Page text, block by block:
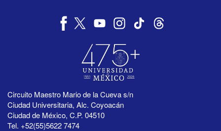
Circuito Maestro Mario de la Cueva s/n
Ciudad Universitaria, Alc. Coyoacán
Ciudad de México, C.P. 04510
Tel. +52(55)5622 7474